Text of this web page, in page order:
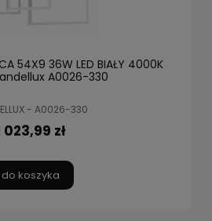
54X9 36W LED BIAŁY 4000K
A0026-330
- A0026-330
023,99 zł
do koszyka